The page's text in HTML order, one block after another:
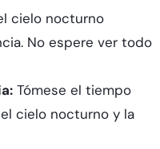
cielo nocturno
No espere ver todo
Tómese el tiempo
cielo nocturno y la